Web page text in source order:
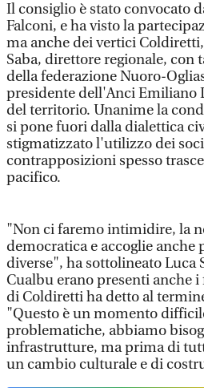
Il consiglio è stato convocato
Falconi, e ha visto la
ma anche dei vertici
Saba, direttore regionale, con
della federazione Nuoro-
presidente dell'Anci Emiliano
del territorio. Unanime la
si pone fuori dalla dialettica
stigmatizzato l'utilizzo dei
contrapposizioni spesso
pacifico.
"Non ci faremo intimidire, la
democratica e accoglie anche
diverse", ha sottolineato Luca
Cualbu erano presenti anche
di Coldiretti ha detto al
"Questo è un momento
problematiche, abbiamo
infrastrutture, ma prima di
un cambio culturale e di